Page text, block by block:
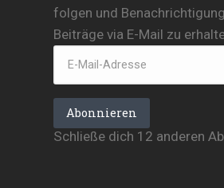
folgen und
Beiträge via E-Mail zu
E-
Mail-
Abonnieren
Schließe dich 12 anderen